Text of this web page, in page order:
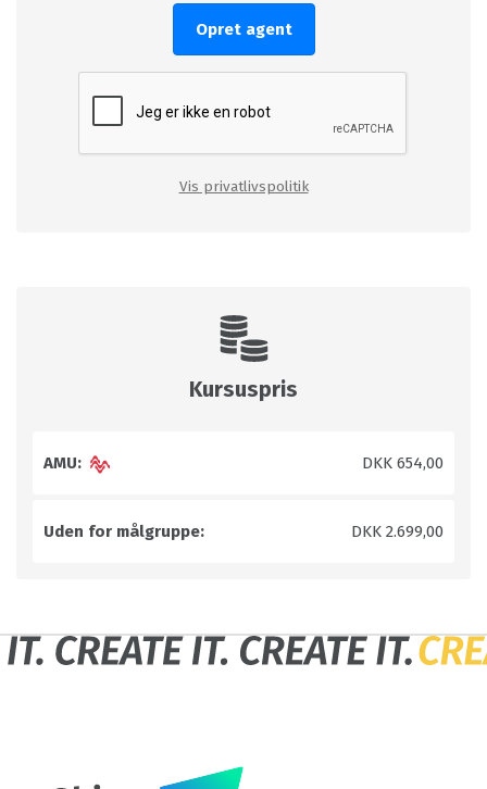
Opret agent
Vis privatlivspolitik
Kursuspris
AMU: DKK 654,00
Uden for målgruppe: DKK 2.699,00